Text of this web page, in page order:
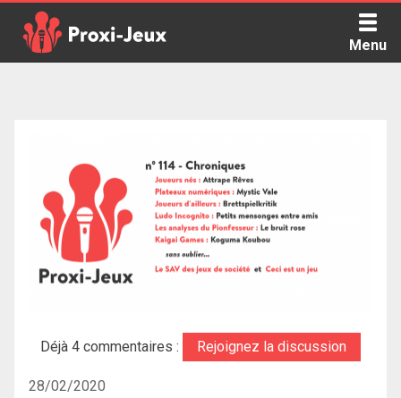
content
Menu
Déjà 4 commentaires : Rejoignez la discussion
28/02/2020